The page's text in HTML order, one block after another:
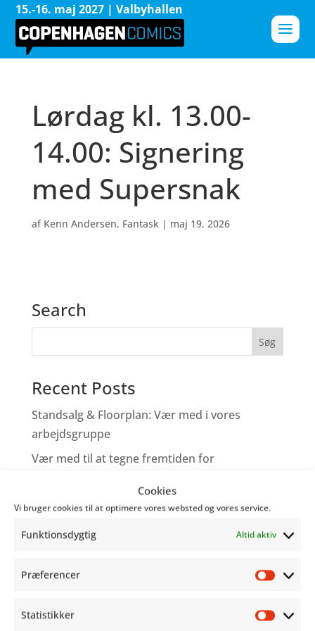
Cookies
Vi bruger cookies til at optimere vores websted og vores service.
Funktionsdygtig Altid aktiv
Præferencer
Statistikker
15.-16. maj 2027 | Valbyhallen
Lørdag kl. 13.00-
14.00: Signering
med Supersnak
af Kenn Andersen, Fantask| maj 19, 2026
Search
Recent Posts
Standsalg & Floorplan: Vær med i vores
arbejdsgruppe
Vær med til at tegne fremtiden for
Tegneserieskabere – Tag med os på Comic
Genoplev programmet fra Word Balloon
Hjælp os med at gøre festivalen bedre!
Recent Comments